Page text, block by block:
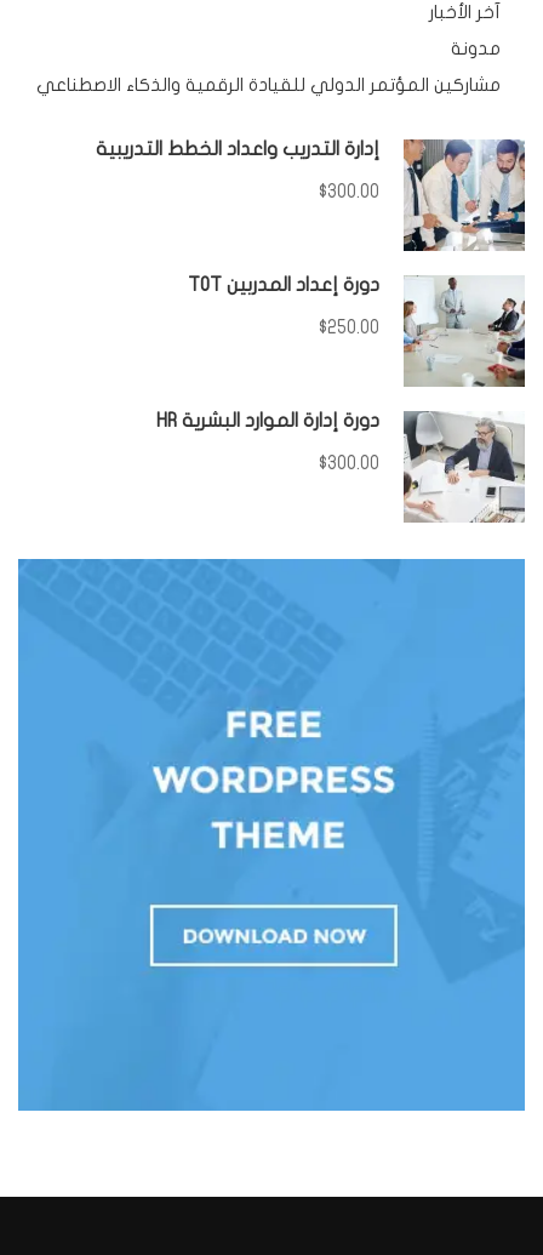
آخر الأخبار
مدونة
مشاركين المؤتمر الدولي للقيادة الرقمية والذكاء الاصطناعي
إدارة التدريب واعداد الخطط التدريبية
$300.00
دورة إعداد المدربين TOT
$250.00
دورة إدارة الموارد البشرية HR
$300.00